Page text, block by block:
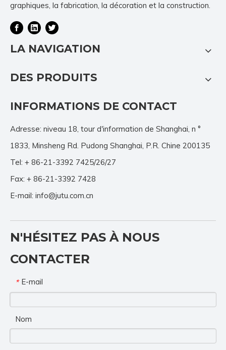
graphiques, la fabrication, la décoration et la construction.
LA NAVIGATION
DES PRODUITS
INFORMATIONS DE CONTACT
Adresse: niveau 18, tour d'information de Shanghai, n °
1833, Minsheng Rd. Pudong Shanghai, P.R. Chine 200135
Tel: + 86-21-3392 7425/26/27
Fax: + 86-21-3392 7428
E-mail: info@jutu.com.cn
N'HÉSITEZ PAS À NOUS
CONTACTER
* E-mail
Nom